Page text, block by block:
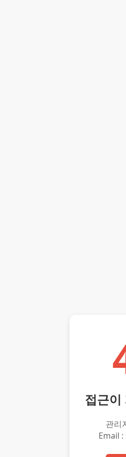
접근이
관리
Email